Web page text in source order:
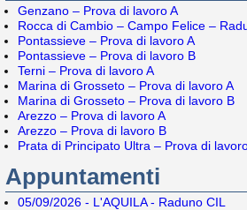
Genzano – Prova di lavoro A
Rocca di Cambio – Campo Felice –
Pontassieve – Prova di lavoro A
Pontassieve – Prova di lavoro B
Terni – Prova di lavoro A
Marina di Grosseto – Prova di lavoro A
Marina di Grosseto – Prova di lavoro B
Arezzo – Prova di lavoro A
Arezzo – Prova di lavoro B
Prata di Principato Ultra – Prova di
Appuntamenti
05/09/2026 - L'AQUILA - Raduno CIL